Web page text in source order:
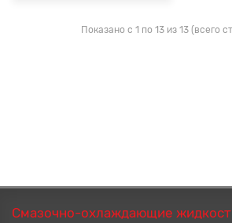
Показано с 1 по 13 из 13 (всего
Смазочно-охлаждающие